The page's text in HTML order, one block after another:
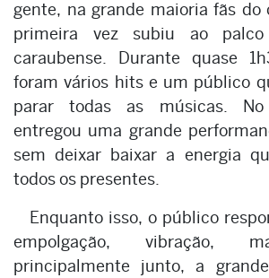
gente, na grande maioria fãs do
primeira vez subiu ao
caraubense. Durante quase
foram vários hits e um público
parar todas as músicas.
entregou uma grande
sem deixar baixar a energia
todos os presentes.
Enquanto isso, o público
empolgação, vibração,
principalmente junto, a